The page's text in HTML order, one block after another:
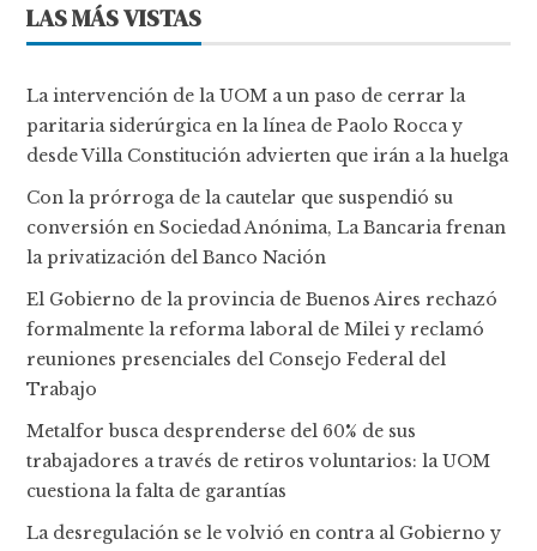
LAS MÁS VISTAS
La intervención de la UOM a un paso de cerrar la
paritaria siderúrgica en la línea de Paolo Rocca y
desde Villa Constitución advierten que irán a la huelga
Con la prórroga de la cautelar que suspendió su
conversión en Sociedad Anónima, La Bancaria frenan
la privatización del Banco Nación
El Gobierno de la provincia de Buenos Aires rechazó
formalmente la reforma laboral de Milei y reclamó
reuniones presenciales del Consejo Federal del
Trabajo
Metalfor busca desprenderse del 60% de sus
trabajadores a través de retiros voluntarios: la UOM
cuestiona la falta de garantías
La desregulación se le volvió en contra al Gobierno y